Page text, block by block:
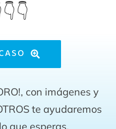
con imágenes y
te ayudaremos
que esperas.